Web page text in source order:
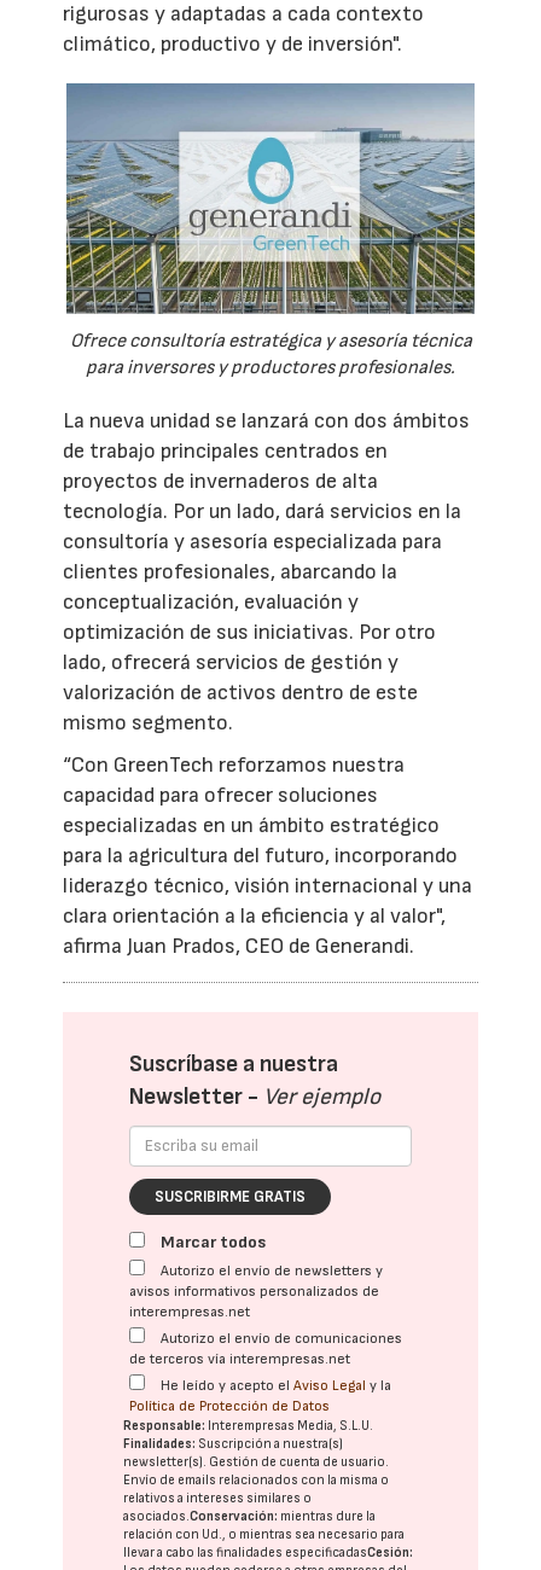
rigurosas y adaptadas a cada contexto
climático, productivo y de inversión".
Ofrece consultoría estratégica y asesoría técnica
para inversores y productores profesionales.
La nueva unidad se lanzará con dos ámbitos
de trabajo principales centrados en
proyectos de invernaderos de alta
tecnología. Por un lado, dará servicios en la
consultoría y asesoría especializada para
clientes profesionales, abarcando la
conceptualización, evaluación y
optimización de sus iniciativas. Por otro
lado, ofrecerá servicios de gestión y
valorización de activos dentro de este
mismo segmento.
“Con GreenTech reforzamos nuestra
capacidad para ofrecer soluciones
especializadas en un ámbito estratégico
para la agricultura del futuro, incorporando
liderazgo técnico, visión internacional y una
clara orientación a la eficiencia y al valor",
afirma Juan Prados, CEO de Generandi.
Suscríbase a nuestra
Newsletter - Ver ejemplo
SUSCRIBIRME GRATIS
Marcar todos
Autorizo el envío de newsletters y
avisos informativos personalizados de
interempresas.net
Autorizo el envío de comunicaciones
de terceros vía interempresas.net
He leído y acepto elAviso Legal y la
Política de Protección de Datos
Responsable: Interempresas Media, S.L.U.
Finalidades: Suscripción a nuestra(s)
newsletter(s). Gestión de cuenta de usuario.
Envío de emails relacionados con la misma o
relativos a intereses similares o
asociados.Conservación: mientras dure la
relación con Ud., o mientras sea necesario para
llevar a cabo las finalidades especificadasCesión: